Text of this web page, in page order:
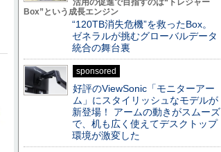
活用の促進で目指すのは“トレジャー
Box”という成長エンジン
“120TB消失危機”を救ったBox。
ゼネラルが挑むグローバルデータ
統合の舞台裏
sponsored
好評のViewSonic「モニターアー
ム」にスタイリッシュなモデルが
新登場！ アームの動きがスムーズ
で、机も広く使えてデスクトップ
環境が激変した